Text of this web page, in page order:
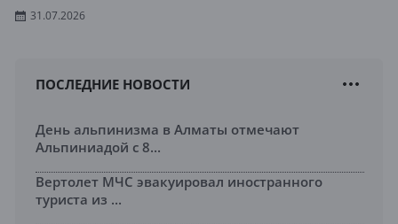
31.07.2026
ПОСЛЕДНИЕ НОВОСТИ
День альпинизма в Алматы отмечают
Альпиниадой с 8...
Вертолет МЧС эвакуировал иностранного
туриста из ...